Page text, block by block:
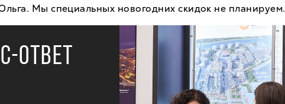
Мы специальных новогодних скидок не планируем.
ОТВЕТ